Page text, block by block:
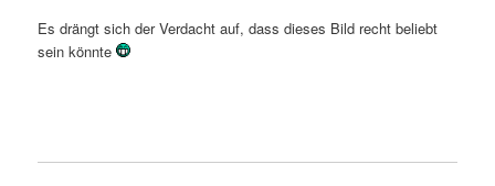
Es drängt sich der Verdacht auf, dass dieses Bild recht beliebt
sein könnte